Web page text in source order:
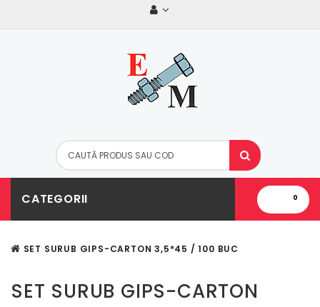
0
CATEGORII
SET SURUB GIPS-CARTON 3,5*45 / 100 BUC
SET SURUB GIPS-CARTON